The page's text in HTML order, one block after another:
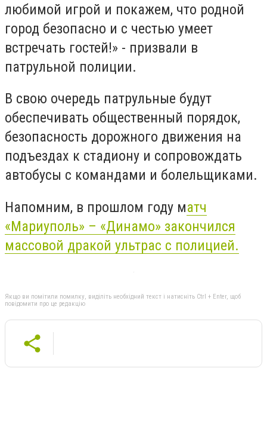
любимой игрой и покажем, что родной
город безопасно и с честью умеет
встречать гостей!» - призвали в
патрульной полиции.
В свою очередь патрульные будут
обеспечивать общественный порядок,
безопасность дорожного движения на
подъездах к стадиону и сопровождать
автобусы с командами и болельщиками.
Напомним, в прошлом году матч
«Мариуполь» – «Динамо» закончился
массовой дракой ультрас с полицией.
Якщо ви помітили помилку, виділіть необхідний текст і натисніть Ctrl + Enter, щоб
повідомити про це редакцію